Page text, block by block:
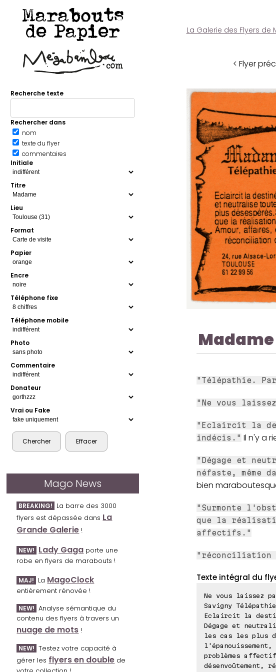
Marabouts
de Papier
Recherche texte
Rechercher dans
nom
texte du flyer
commentaires
Initiale
Titre
Lieu
Format
Papier
Encre
Téléphone fixe
Téléphone mobile
Photo
Commentaire
Donateur
Vrai ou Fake
Mago News
BREAKING! La barre des 3000
flyers est dépassée dans La
Grande Galerie !
NEW! Lady Gaga porte une
robe en flyers de marabouts !
MAJ! La MagoClock
entièrement rénovée !
NEW! Analyse sémantique du
contenu des flyers à travers un
nuage de mots !
NEW! Testez votre capacité à
gérer les flyers en double de
La Galerie des Flyers de
< Flyer
Madame
"Télépathie.
"Ne vous
"Eclaircit la
indécis." Il n'y a
"Dégage et
néfaste, même
bien
"Surmonte
que la
affectifs."
"réconciliation
Texte intégral du
Ne vous laissez
Savigny
Eclaircit la
Dégage et
les cas les plus
problèmes
désenvoûtement,